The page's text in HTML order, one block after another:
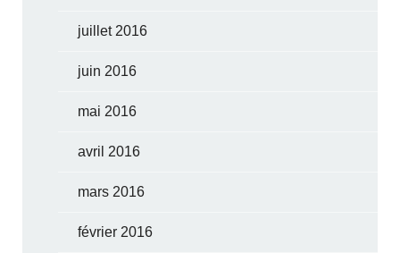
juillet 2016
juin 2016
mai 2016
avril 2016
mars 2016
février 2016